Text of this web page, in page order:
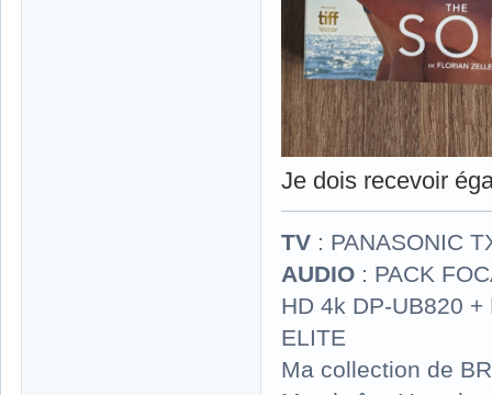
Je dois recevoir
TV : PANASONIC
AUDIO : PACK
HD 4k DP-UB820
ELITE
Ma collection de